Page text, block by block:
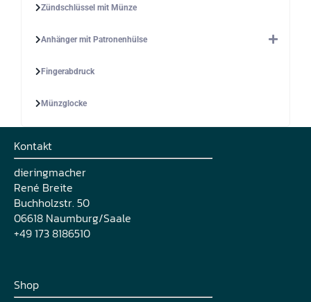
Zündschlüssel mit Münze
Anhänger mit Patronenhülse
Fingerabdruck
Münzglocke
Kontakt
dieringmacher
René Breite
Buchholzstr. 50
06618 Naumburg/Saale
+49 173 8186510
Shop